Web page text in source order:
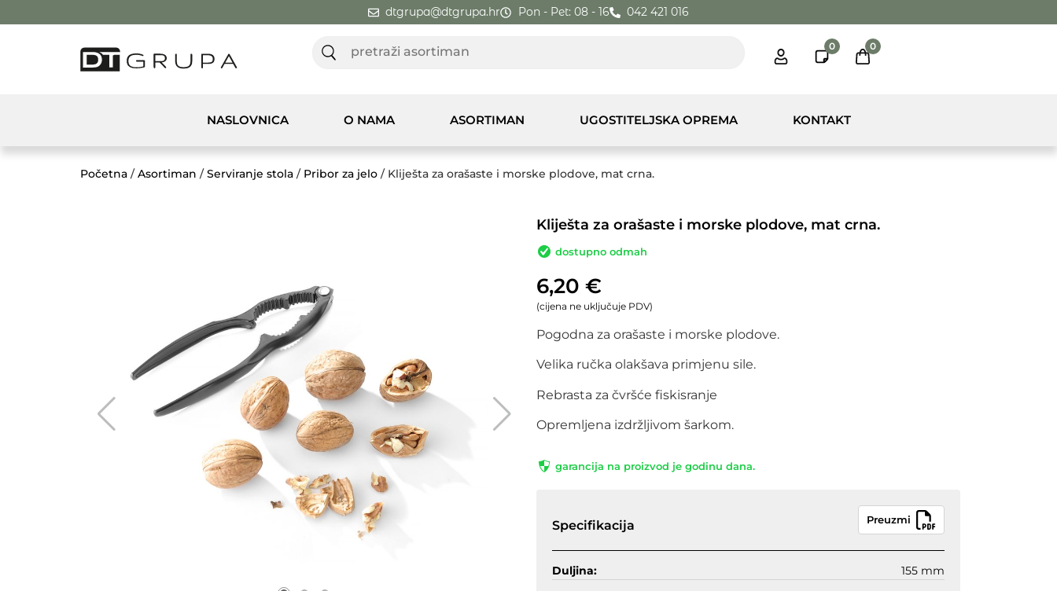
dtgrupa@dtgrupa.hr Pon - Pet: 08 - 16 042 421 016
0 0
NASLOVNICA O NAMA ASORTIMAN UGOSTITELJSKA OPREMA KONTAKT
Početna /Asortiman /Serviranje stola / Pribor za jelo / Kliješta za orašaste i morske plodove, mat crna.
Kliješta za orašaste i morske plodove, mat crna.
dostupno odmah
6,20 €
(cijena ne uključuje PDV)
Pogodna za orašaste i morske plodove.
Velika ručka olakšava primjenu sile.
Rebrasta za čvršće fiskisranje
Opremljena izdržljivom šarkom.
garancija na proizvod je godinu dana.
Specifikacija Preuzmi
Duljina: 155 mm